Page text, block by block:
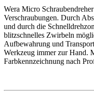
Wera Micro
Verschraubungen. Durch
und durch die
blitzschnelles Zwirbeln
Aufbewahrung und
Werkzeug immer zur Hand.
Farbkennzeichnung nach